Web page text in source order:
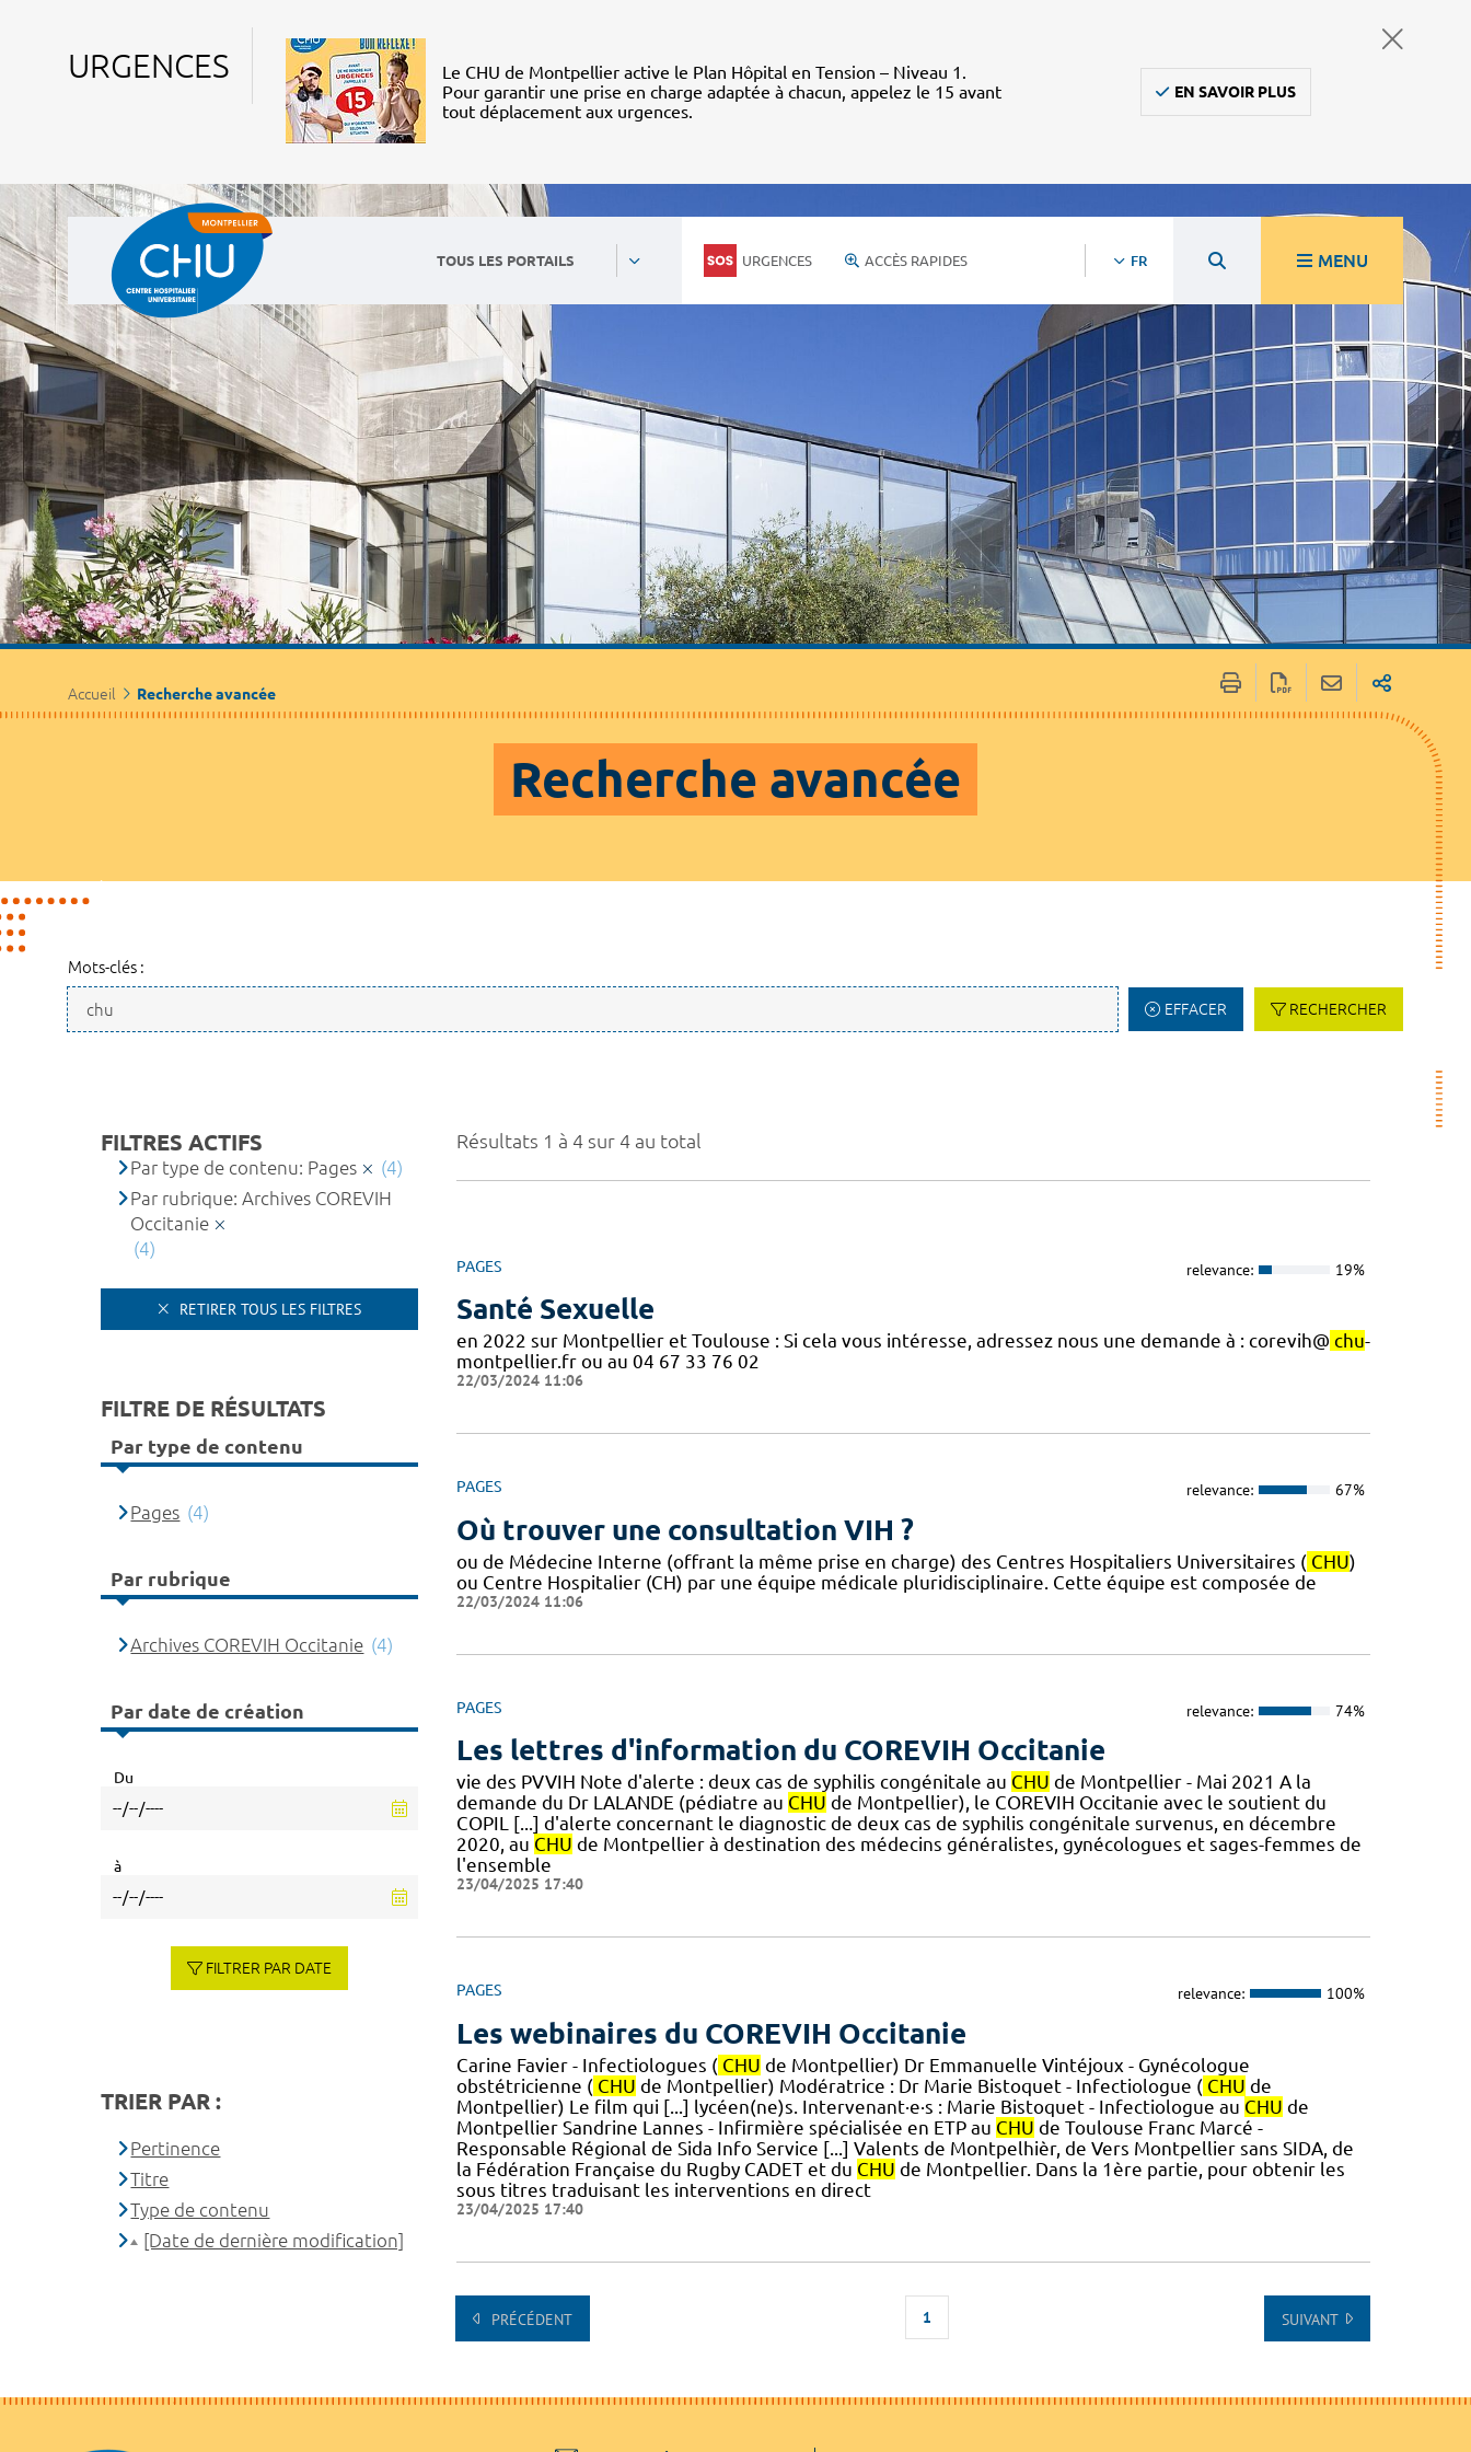
URGENCES
Le CHU de Montpellier active le Plan Hôpital en Tension – Niveau 1.
Pour garantir une prise en charge adaptée à chacun, appelez le 15 avant
tout déplacement aux urgences.
EN SAVOIR PLUS
TOUS LES PORTAILS URGENCES ACCÈS RAPIDES FR MENU
Accueil Recherche avancée
Recherche avancée
Mots-clés :
EFFACER RECHERCHER
Résultats 1 à 4 sur 4 au total
PAGES relevance: 19%
Santé Sexuelle
en 2022 sur Montpellier et Toulouse : Si cela vous intéresse, adressez nous une demande à : corevih@ chu-
montpellier.fr ou au 04 67 33 76 02
22/03/2024 11:06
PAGES relevance: 67%
Où trouver une consultation VIH ?
ou de Médecine Interne (offrant la même prise en charge) des Centres Hospitaliers Universitaires ( CHU)
ou Centre Hospitalier (CH) par une équipe médicale pluridisciplinaire. Cette équipe est composée de
22/03/2024 11:06
PAGES relevance: 74%
Les lettres d'information du COREVIH Occitanie
vie des PVVIH Note d'alerte : deux cas de syphilis congénitale au CHU de Montpellier - Mai 2021 A la
demande du Dr LALANDE (pédiatre au CHU de Montpellier), le COREVIH Occitanie avec le soutient du
COPIL [...] d'alerte concernant le diagnostic de deux cas de syphilis congénitale survenus, en décembre
2020, au CHU de Montpellier à destination des médecins généralistes, gynécologues et sages-femmes de
l'ensemble
23/04/2025 17:40
PAGES relevance: 100%
Les webinaires du COREVIH Occitanie
Carine Favier - Infectiologues ( CHU de Montpellier) Dr Emmanuelle Vintéjoux - Gynécologue
obstétricienne ( CHU de Montpellier) Modératrice : Dr Marie Bistoquet - Infectiologue ( CHU de
Montpellier) Le film qui [...] lycéen(ne)s. Intervenant·e·s : Marie Bistoquet - Infectiologue au CHU de
Montpellier Sandrine Lannes - Infirmière spécialisée en ETP au CHU de Toulouse Franc Marcé -
Responsable Régional de Sida Info Service [...] Valents de Montpelhièr, de Vers Montpellier sans SIDA, de
la Fédération Française du Rugby CADET et du CHU de Montpellier. Dans la 1ère partie, pour obtenir les
sous titres traduisant les interventions en direct
23/04/2025 17:40
PRÉCÉDENT 1 SUIVANT
FILTRES ACTIFS
Par type de contenu: Pages
(4)
Par rubrique: Archives COREVIH
Occitanie
(4)
RETIRER TOUS LES FILTRES
FILTRE DE RÉSULTATS
Par type de contenu
Pages (4)
Par rubrique
Archives COREVIH Occitanie (4)
Par date de création
Du
à
FILTRER PAR DATE
TRIER PAR :
Pertinence
Titre
Type de contenu
[Date de dernière modification]